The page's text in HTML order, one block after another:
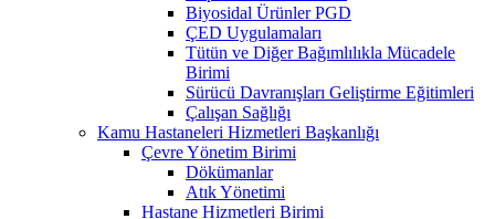
Biyosidal Ürünler PGD
ÇED Uygulamaları
Tütün ve Diğer Bağımlılıkla Mücadele
Birimi
Sürücü Davranışları Geliştirme Eğitimleri
Çalışan Sağlığı
Kamu Hastaneleri Hizmetleri Başkanlığı
Çevre Yönetim Birimi
Dökümanlar
Atık Yönetimi
Hastane Hizmetleri Birimi